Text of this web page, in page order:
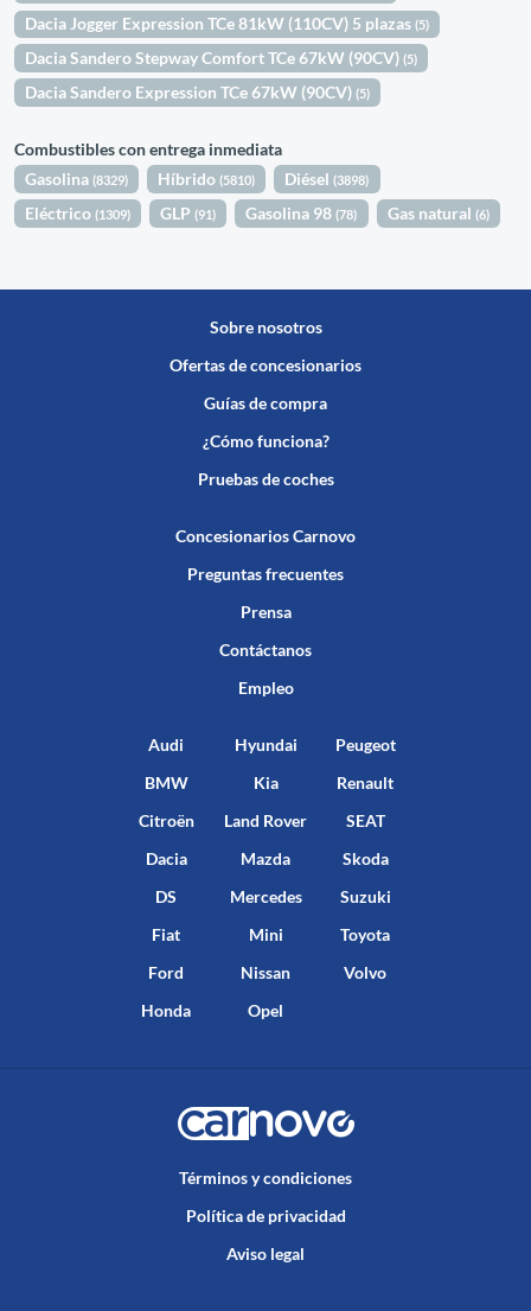
Dacia Jogger Expression TCe 81kW (110CV) 5 plazas(5)
Dacia Sandero Stepway Comfort TCe 67kW (90CV)(5)
Dacia Sandero Expression TCe 67kW (90CV)(5)
Combustibles con entrega inmediata
Gasolina(8329) Híbrido(5810) Diésel(3898)
Eléctrico(1309) GLP(91) Gasolina 98(78) Gas natural (6)
Sobre nosotros
Ofertas de concesionarios
Guías de compra
¿Cómo funciona?
Pruebas de coches
Concesionarios Carnovo
Preguntas frecuentes
Prensa
Contáctanos
Empleo
Audi
BMW
Citroën
Dacia
DS
Fiat
Ford
Honda
Hyundai
Kia
Land Rover
Mazda
Mercedes
Mini
Nissan
Opel
Peugeot
Renault
SEAT
Skoda
Suzuki
Toyota
Volvo
Términos y condiciones
Política de privacidad
Aviso legal